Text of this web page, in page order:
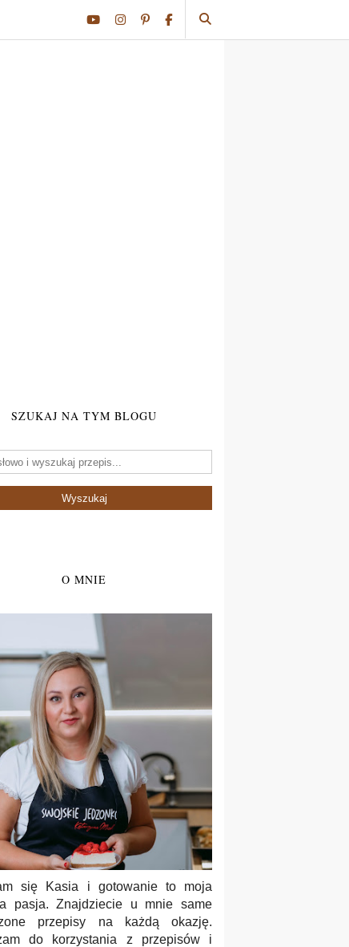
SZUKAJ NA TYM BLOGU
O MNIE
się Kasia i gotowanie to moja
pasja. Znajdziecie u mnie same
przepisy na każdą okazję.
do korzystania z przepisów i